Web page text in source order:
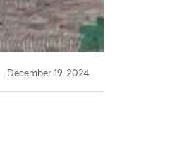
December 19, 2024